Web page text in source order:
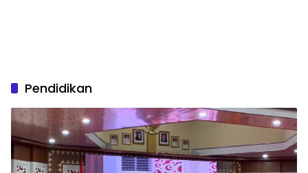
Pendidikan